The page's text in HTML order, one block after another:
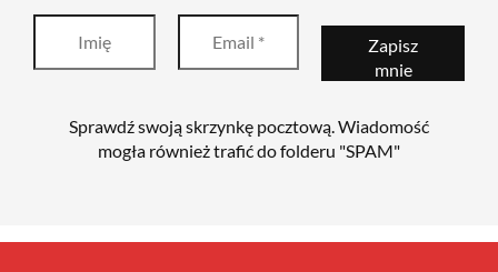
Sprawdź swoją skrzynkę pocztową. Wiadomość
mogła również trafić do folderu "SPAM"